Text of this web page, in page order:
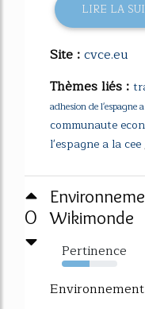
LIRE LA
Site :cvce.eu
Thèmes liés :
adhesion de l'espagne
communaute
l'espagne a la cee
0
Wikimonde
Pertinence
50%